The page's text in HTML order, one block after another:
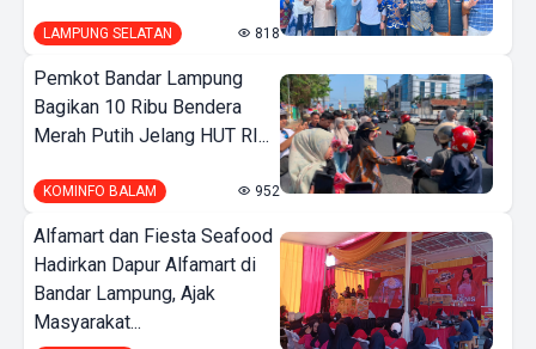
LAMPUNG SELATAN 818
Pemkot Bandar Lampung
Bagikan 10 Ribu Bendera
Merah Putih Jelang HUT RI...
KOMINFO BALAM 952
Alfamart dan Fiesta Seafood
Hadirkan Dapur Alfamart di
Bandar Lampung, Ajak
Masyarakat...